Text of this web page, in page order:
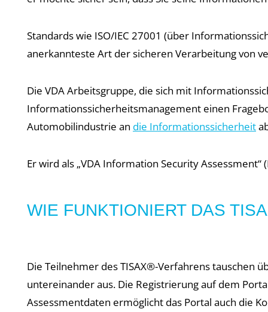
Standards wie ISO/IEC 27001 (über
anerkannteste Art der sicheren Verarbeitung von
Die VDA Arbeitsgruppe, die sich mit
Informationssicherheitsmanagement einen
Automobilindustrie an die Informationssicherheit
Er wird als „VDA Information Security
WIE FUNKTIONIERT DAS
Die Teilnehmer des TISAX®-Verfahrens tauschen
untereinander aus. Die Registrierung auf dem
Assessmentdaten ermöglicht das Portal auch die